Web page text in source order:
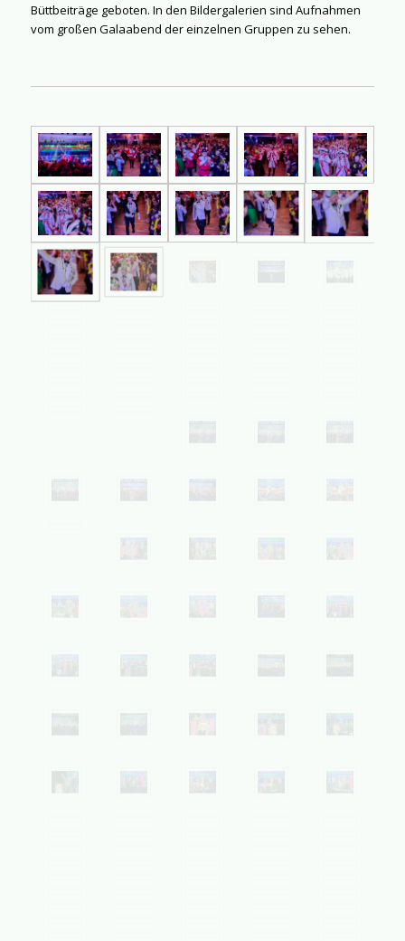
Büttbeiträge geboten. In den Bildergalerien sind Aufnahmen
vom großen Galaabend der einzelnen Gruppen zu sehen.